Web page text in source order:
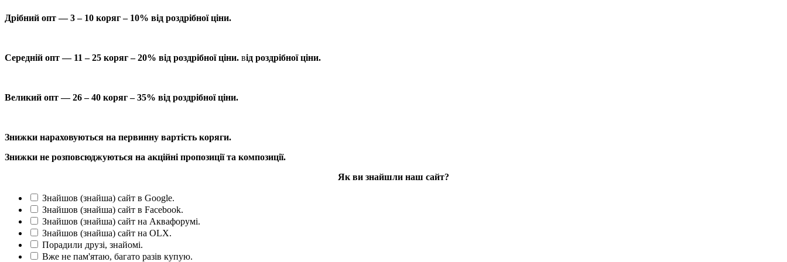
Дрібний опт — 3 – 10 коряг – 10% від роздрібної ціни.
Середній опт — 11 – 25 коряг – 20% від роздрібної ціни. від роздрібної ціни.
Великий опт — 26 – 40 коряг – 35% від роздрібної ціни.
Знижки нараховуються на первинну вартість коряги.
Знижки не розповсюджуються на акційні пропозиції та композиції.
Як ви знайшли наш сайт?
Знайшов (знайша) сайт в Google.
Знайшов (знайша) сайт в Facebook.
Знайшов (знайша) сайт на Аквафорумі.
Знайшов (знайша) сайт на OLX.
Порадили друзі, знайомі.
Вже не пам'ятаю, багато разів купую.